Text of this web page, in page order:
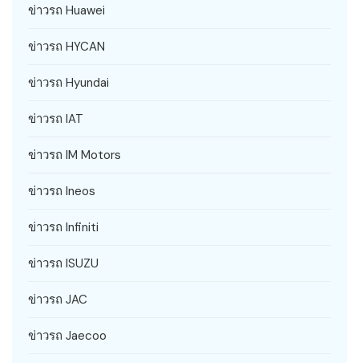
ข่าวรถ Huawei
ข่าวรถ HYCAN
ข่าวรถ Hyundai
ข่าวรถ IAT
ข่าวรถ IM Motors
ข่าวรถ Ineos
ข่าวรถ Infiniti
ข่าวรถ ISUZU
ข่าวรถ JAC
ข่าวรถ Jaecoo